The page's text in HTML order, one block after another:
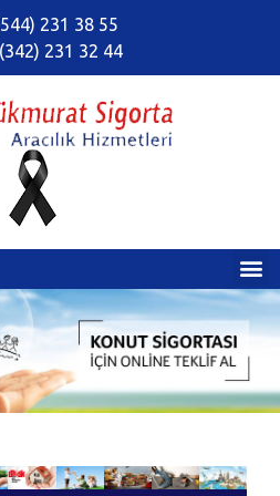
231 38 55
231 32 44